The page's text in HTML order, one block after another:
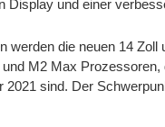
Display und einer
werden die neuen 14
M2 Max
2021 sind. Der